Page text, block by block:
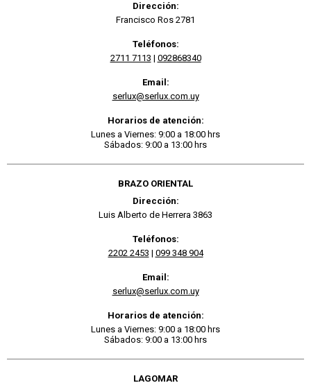
Dirección:
Francisco Ros 2781
Teléfonos:
2711 7113 | 092868340
Email:
serlux@serlux.com.uy
Horarios de atención:
Lunes a Viernes: 9:00 a 18:00 hrs
Sábados: 9:00 a 13:00 hrs
BRAZO ORIENTAL
Dirección:
Luis Alberto de Herrera 3863
Teléfonos:
2202 2453 | 099 348 904
Email:
serlux@serlux.com.uy
Horarios de atención:
Lunes a Viernes: 9:00 a 18:00 hrs
Sábados: 9:00 a 13:00 hrs
LAGOMAR